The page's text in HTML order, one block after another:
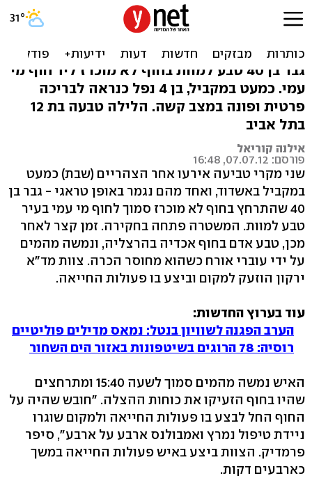
טביעות באשדוד: גבר מת בים,
גבר בן 40 טבע למוות בחוף לא מוכרז ליד חוף מי
עמי. כמעט במקביל, בן 4 נפל כנראה לבריכה
פרטית ופונה במצב קשה. הלילה טבעה בת 12
בתל אביב
אילנה קוריאל
פורסם: 07.07.12, 16:48
שני מקרי טביעה אירעו אחר הצהריים (שבת) כמעט
במקביל באשדוד, ואחד מהם נגמר באופן טראגי - גבר בן
40 שהתרחץ בחוף לא מוכרז סמוך לחוף מי עמי בעיר
טבע למוות. המשטרה פתחה בחקירה. זמן קצר לאחר
מכן, טבע אדם בחוף אכדיה בהרצליה, ונמשה מהמים
על ידי עוברי אורח כשהוא מחוסר הכרה. צוות מד"א
ירקון הוזעק למקום וביצע בו פעולות החייאה.
עוד בערוץ החדשות:
הערב הפגנה לשוויון בנטל: נמאס מדילים פוליטיים
רוסיה: 78 הרוגים בשיטפונות באזור הים השחור
האיש נמשה מהמים סמוך לשעה 15:40 ומתרחצים
שהיו בחוף הזעיקו את כוחות ההצלה. "חובש שהיה על
החוף החל לבצע בו פעולות החייאה ולמקום שוגרו
ניידת טיפול נמרץ ואמבולנס ארבע על ארבע", סיפר
פרמדיק. הצוות ביצע באיש פעולות החייאה במשך
כארבעים דקות.